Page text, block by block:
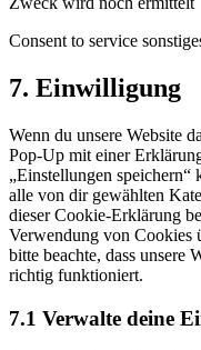
Consent to service
7. Einwilligung
Wenn du unsere Website
Pop-Up mit einer
„Einstellungen
alle von dir gewählten
dieser Cookie-Erklärung
Verwendung von Cookies
bitte beachte, dass unsere
richtig funktioniert.
7.1 Verwalte deine